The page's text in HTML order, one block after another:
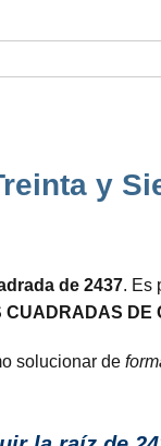
y
de 2437. Es
CUADRADAS DE
solucionar de